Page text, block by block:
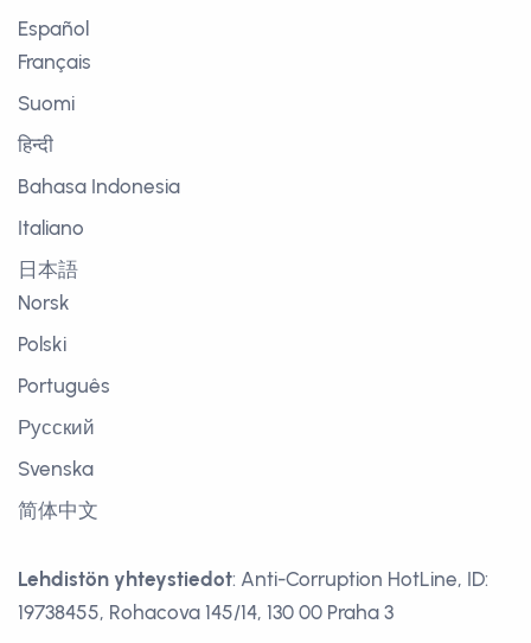
Español
Français
Suomi
हिन्दी
Bahasa Indonesia
Italiano
日本語
Norsk
Polski
Português
Русский
Svenska
简体中文
Lehdistön yhteystiedot: Anti-Corruption HotLine, ID:
19738455, Rohacova 145/14, 130 00 Praha 3